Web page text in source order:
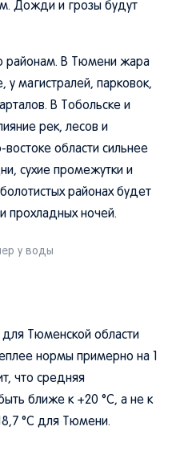
Дожди и грозы будут
районам. В Тюмени жара
магистралей, парковок,
В Тобольске и
рек, лесов и
области сильнее
сухие промежутки и
районах будет
прохладных ночей.
у воды
Тюменской области
нормы примерно на 1
что средняя
ближе к +20 °C, а не к
°C для Тюмени.